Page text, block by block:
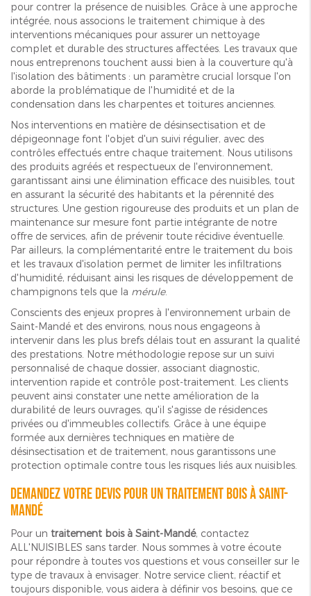
pour contrer la présence de nuisibles. Grâce à une approche
intégrée, nous associons le traitement chimique à des
interventions mécaniques pour assurer un nettoyage
complet et durable des structures affectées. Les travaux que
nous entreprenons touchent aussi bien à la couverture qu'à
l'isolation des bâtiments : un paramètre crucial lorsque l'on
aborde la problématique de l'humidité et de la
condensation dans les charpentes et toitures anciennes.
Nos interventions en matière de désinsectisation et de
dépigeonnage font l'objet d'un suivi régulier, avec des
contrôles effectués entre chaque traitement. Nous utilisons
des produits agréés et respectueux de l'environnement,
garantissant ainsi une élimination efficace des nuisibles, tout
en assurant la sécurité des habitants et la pérennité des
structures. Une gestion rigoureuse des produits et un plan de
maintenance sur mesure font partie intégrante de notre
offre de services, afin de prévenir toute récidive éventuelle.
Par ailleurs, la complémentarité entre le traitement du bois
et les travaux d'isolation permet de limiter les infiltrations
d'humidité, réduisant ainsi les risques de développement de
champignons tels que la mérule.
Conscients des enjeux propres à l'environnement urbain de
Saint-Mandé et des environs, nous nous engageons à
intervenir dans les plus brefs délais tout en assurant la qualité
des prestations. Notre méthodologie repose sur un suivi
personnalisé de chaque dossier, associant diagnostic,
intervention rapide et contrôle post-traitement. Les clients
peuvent ainsi constater une nette amélioration de la
durabilité de leurs ouvrages, qu'il s'agisse de résidences
privées ou d'immeubles collectifs. Grâce à une équipe
formée aux dernières techniques en matière de
désinsectisation et de traitement, nous garantissons une
protection optimale contre tous les risques liés aux nuisibles.
Demandez votre devis pour un traitement bois à Saint-
Mandé
Pour un traitement bois à Saint-Mandé, contactez
ALL'NUISIBLES sans tarder. Nous sommes à votre écoute
pour répondre à toutes vos questions et vous conseiller sur le
type de travaux à envisager. Notre service client, réactif et
toujours disponible, vous aidera à définir vos besoins, que ce